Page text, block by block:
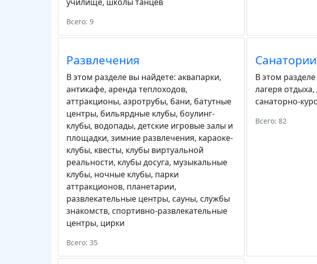
Всего: 9
Развлечения
В этом разделе вы найдете: аквапарки,
антикафе, аренда теплоходов,
аттракционы, аэротрубы, бани, батутные
центры, бильярдные клубы, боулинг-
клубы, водопады, детские игровые залы и
площадки, зимние развлечения, караоке-
клубы, квесты, клубы виртуальной
реальности, клубы досуга, музыкальные
клубы, ночные клубы, парки
аттракционов, планетарии,
развлекательные центры, сауны, службы
знакомств, спортивно-развлекательные
центры, цирки
Всего: 35
В этом
лагеря отдыха,
санаторно-
Всего: 82